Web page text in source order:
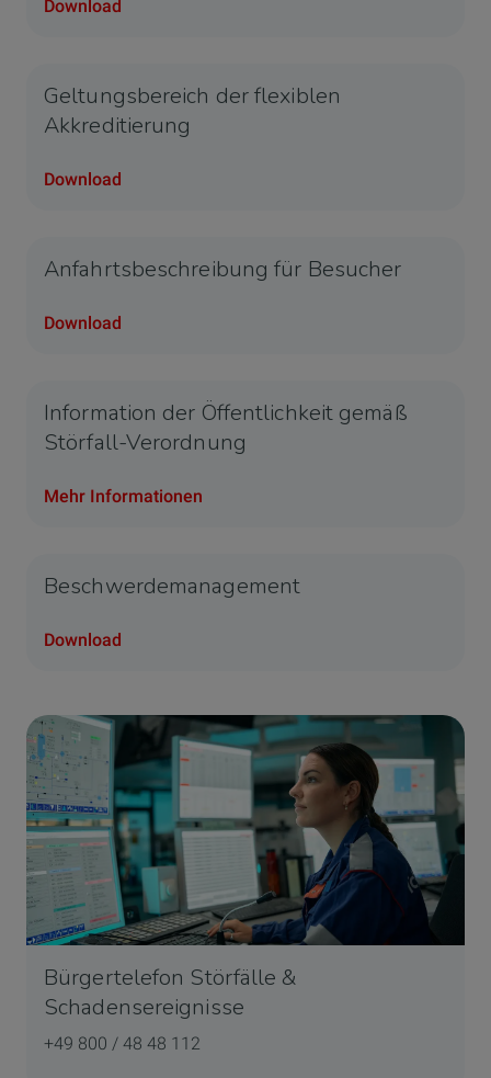
Download
Geltungsbereich der flexiblen
Akkreditierung
Download
Anfahrtsbeschreibung für Besucher
Download
Information der Öffentlichkeit gemäß
Störfall-Verordnung
Mehr Informationen
Beschwerdemanagement
Download
Bürgertelefon Störfälle &
Schadensereignisse
+49 800 / 48 48 112